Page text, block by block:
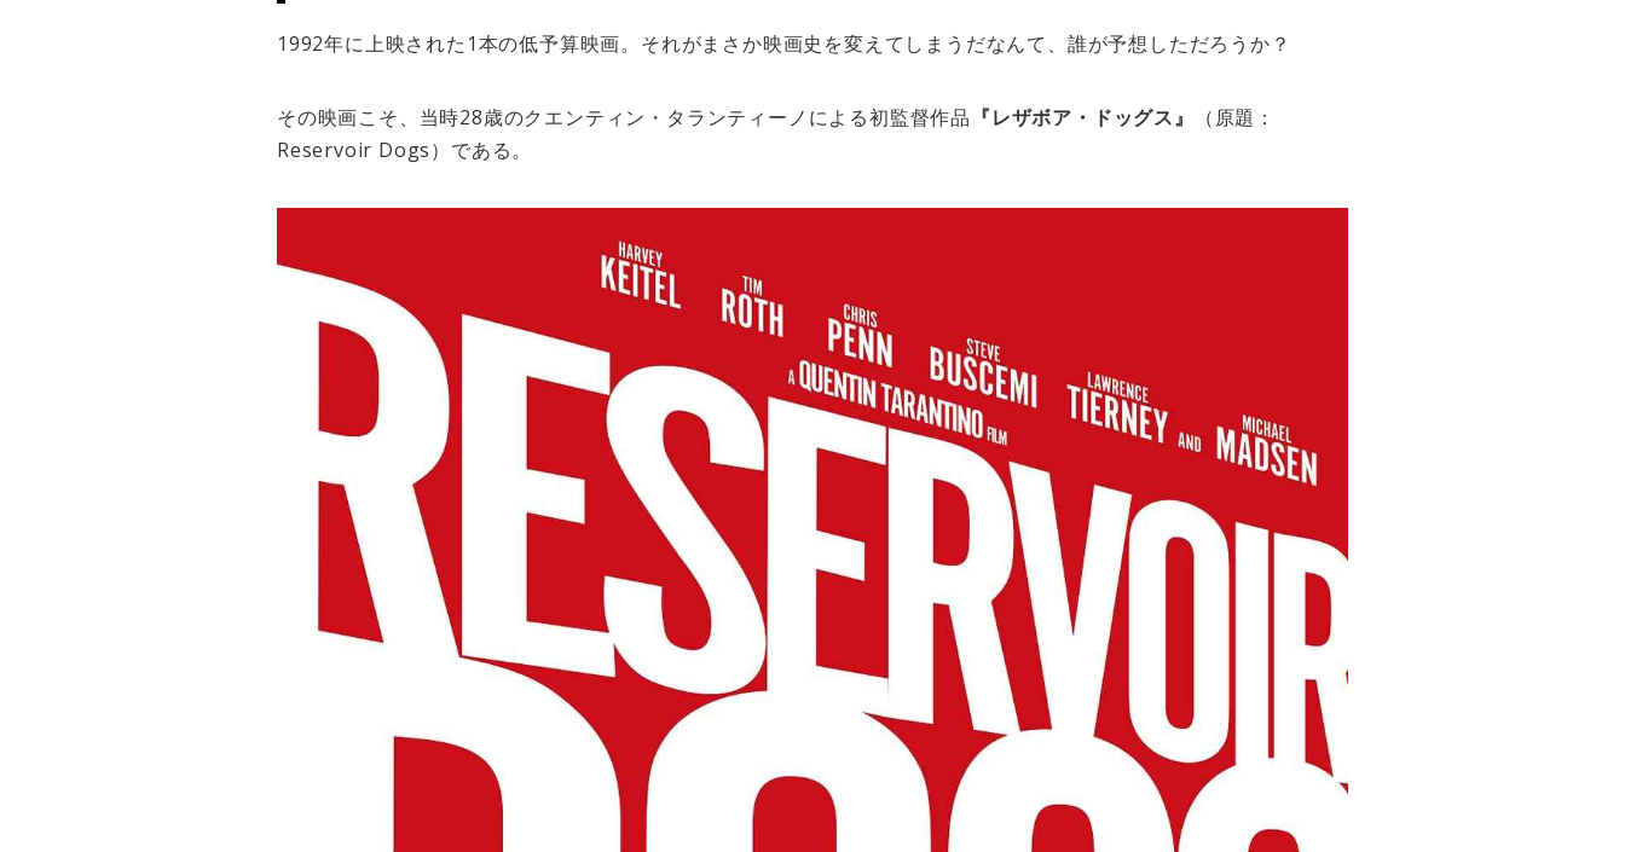
1992年に上映された1本の低予算映画。それがまさか映画史を変えてしまうだなんて、誰が予想しただろうか？
その映画こそ、当時28歳のクエンティン・タランティーノによる初監督作品 『レザボア・ドッグス』
（原題：
Reservoir Dogs）である。